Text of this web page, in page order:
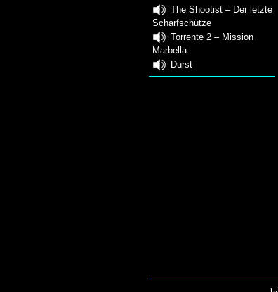
The Shootist – Der letzte
Scharfschütze
Torrente 2 – Mission
Marbella
Durst